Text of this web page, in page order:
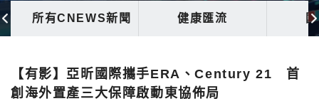
所有CNEWS新聞 健康匯流
【有影】亞昕國際攜手ERA、Century 21 首
創海外置產三大保障啟動東協佈局